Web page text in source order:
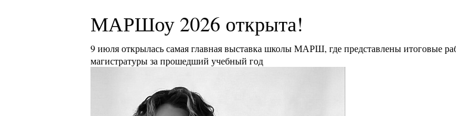
МАРШоу 2026 открыта!
9 июля открылась самая главная выставка школы МАРШ, где представлены итоговые
магистратуры за прошедший учебный год